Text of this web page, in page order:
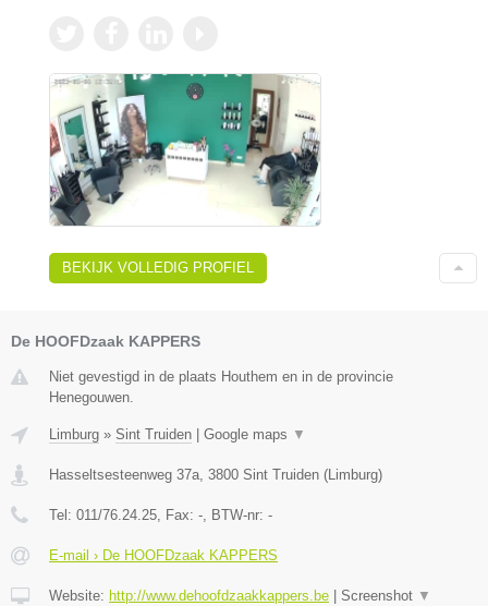
BEKIJK VOLLEDIG PROFIEL
De HOOFDzaak KAPPERS
Niet gevestigd in de plaats Houthem en in de provincie
Henegouwen.
Limburg » Sint Truiden Google maps ▼
Hasseltsesteenweg 37a, 3800 Sint Truiden (Limburg)
Tel: 011/76.24.25, Fax: -, BTW-nr: -
E-mail › De HOOFDzaak KAPPERS
Website: http://www.dehoofdzaakkappers.be Screenshot ▼